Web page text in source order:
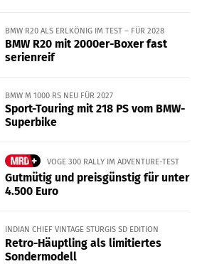
BMW R20 ALS ERLKÖNIG IM TEST – FÜR 2028
BMW R20 mit 2000er-Boxer fast
serienreif
BMW M 1000 RS NEU FÜR 2027
Sport-Touring mit 218 PS vom BMW-
Superbike
VOGE 300 RALLY IM ADVENTURE-TEST
Gutmütig und preisgünstig für unter
4.500 Euro
INDIAN CHIEF VINTAGE STURGIS SD EDITION
Retro-Häuptling als limitiertes
Sondermodell